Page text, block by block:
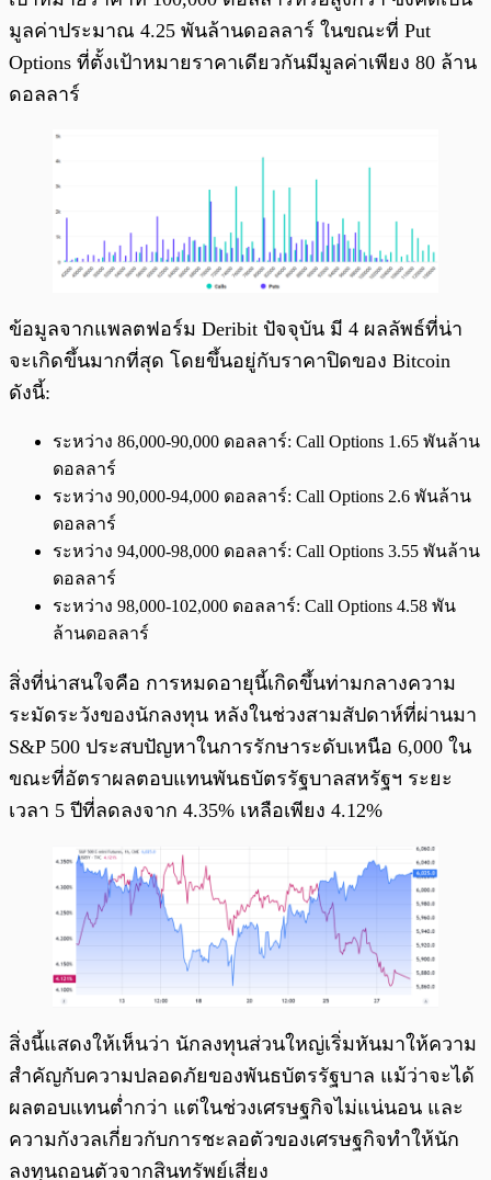
มูลค่าประมาณ 4.25 พันล้านดอลลาร์ ในขณะที่ Put
Options ที่ตั้งเป้าหมายราคาเดียวกันมีมูลค่าเพียง 80 ล้าน
ดอลลาร์
ข้อมูลจากแพลตฟอร์ม Deribit ปัจจุบัน มี 4 ผลลัพธ์ที่น่า
จะเกิดขึ้นมากที่สุด โดยขึ้นอยู่กับราคาปิดของ Bitcoin
ดังนี้:
ระหว่าง 86,000-90,000 ดอลลาร์: Call Options 1.65 พันล้าน
ดอลลาร์
ระหว่าง 90,000-94,000 ดอลลาร์: Call Options 2.6 พันล้าน
ดอลลาร์
ระหว่าง 94,000-98,000 ดอลลาร์: Call Options 3.55 พันล้าน
ดอลลาร์
ระหว่าง 98,000-102,000 ดอลลาร์: Call Options 4.58 พัน
ล้านดอลลาร์
สิ่งที่น่าสนใจคือ การหมดอายุนี้เกิดขึ้นท่ามกลางความ
ระมัดระวังของนักลงทุน หลังในช่วงสามสัปดาห์ที่ผ่านมา
S&P 500 ประสบปัญหาในการรักษาระดับเหนือ 6,000 ใน
ขณะที่อัตราผลตอบแทนพันธบัตรรัฐบาลสหรัฐฯ ระยะ
เวลา 5 ปีที่ลดลงจาก 4.35% เหลือเพียง 4.12%
สิ่งนี้แสดงให้เห็นว่า นักลงทุนส่วนใหญ่เริ่มหันมาให้ความ
สำคัญกับความปลอดภัยของพันธบัตรรัฐบาล แม้ว่าจะได้
ผลตอบแทนต่ำกว่า แต่ในช่วงเศรษฐกิจไม่แน่นอน และ
ความกังวลเกี่ยวกับการชะลอตัวของเศรษฐกิจทำให้นัก
ลงทุนถอนตัวจากสินทรัพย์เสี่ยง